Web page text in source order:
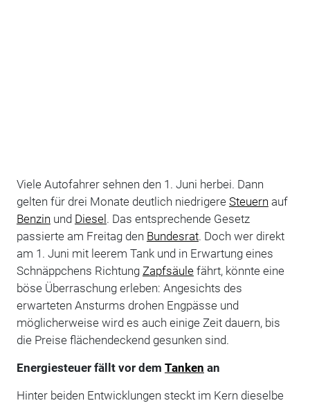
Viele Autofahrer sehnen den 1. Juni herbei. Dann
gelten für drei Monate deutlich niedrigere Steuern auf
Benzin und Diesel. Das entsprechende Gesetz
passierte am Freitag den Bundesrat. Doch wer direkt
am 1. Juni mit leerem Tank und in Erwartung eines
Schnäppchens Richtung Zapfsäulefährt, könnte eine
böse Überraschung erleben: Angesichts des
erwarteten Ansturms drohen Engpässe und
möglicherweise wird es auch einige Zeit dauern, bis
die Preise flächendeckend gesunken sind.
Energiesteuer fällt vor dem Tanken an
Hinter beiden Entwicklungen steckt im Kern dieselbe